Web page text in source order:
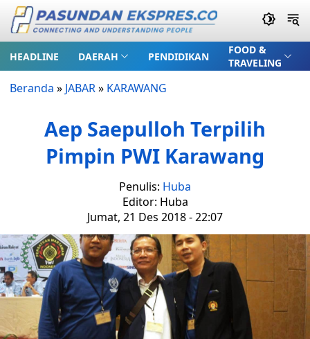
HEADLINE DAERAH PENDIDIKAN
FOOD &
TRAVELING
Beranda » JABAR» KARAWANG
Aep Saepulloh Terpilih
Pimpin PWI Karawang
Penulis: Huba
Editor: Huba
Jumat, 21 Des 2018 - 22:07